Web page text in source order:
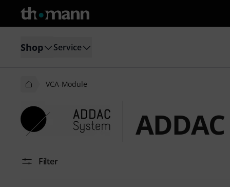
Shop Service
VCA-Module
Filter